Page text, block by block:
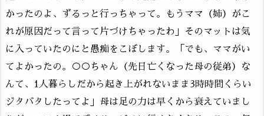
かったのよ、ずるっと行っちゃって。もうママ（姉）がこ
れが原因だって言って片づけちゃったわ」そのマットは気
に入っていたのにと愚痴をこぼします。「でも、ママがい
てよかったの。○○ちゃん（先日亡くなった母の従弟）な
んて、1人暮らしだから起き上がれないまま3時時間くらい
ジタバタしたってよ」母は足の力は早くから衰えていまし